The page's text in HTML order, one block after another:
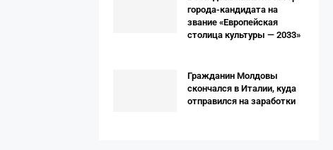
города-кандидата на
звание «Европейская
столица культуры — 2033»
Гражданин Молдовы
скончался в Италии, куда
отправился на заработки